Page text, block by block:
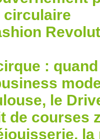
circulaire
:
le
de courses